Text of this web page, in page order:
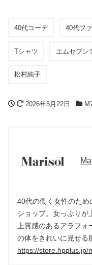
40代コーデ 40代フ
Tシャツ エムセブン
松村純子
2026年5月22日
40代の働く女性のた
ショップ。女っぷりが
上質感のあるアラフ
の体をきれいに見せる
https://store.hpplus.jp/